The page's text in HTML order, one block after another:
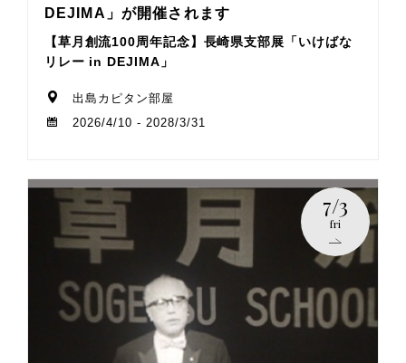
DEJIMA」が開催されます
【草月創流100周年記念】長崎県支部展「いけばな
リレー in DEJIMA」
出島カピタン部屋
2026/4/10 - 2028/3/31
7/3
fri